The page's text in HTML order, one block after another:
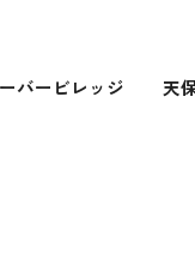
バービレッジ 天